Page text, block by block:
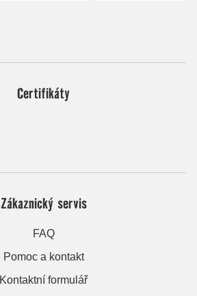
Certifikáty
Zákaznický servis
FAQ
Pomoc a kontakt
Kontaktní formulář